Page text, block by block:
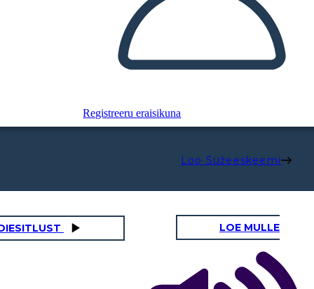
Registreeru eraisikuna
Loo Süžeeskeemi
LOE MULLE